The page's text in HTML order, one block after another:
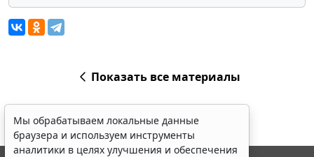
Показать все материалы
Мы обрабатываем локальные данные
браузера и используем инструменты
аналитики в целях улучшения и обеспечения